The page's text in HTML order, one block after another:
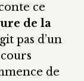
ce
de la
pas d’un
de